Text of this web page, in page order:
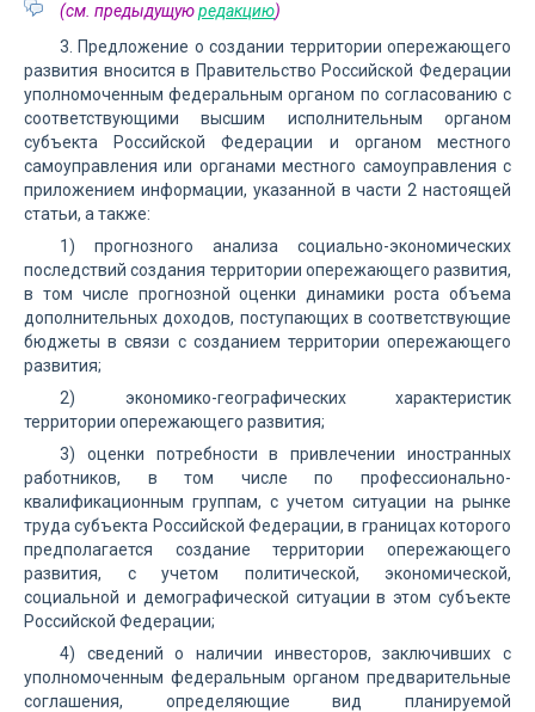
(см. предыдущуюредакцию)
3. Предложение о создании территории опережающего
развития вносится в Правительство Российской Федерации
уполномоченным федеральным органом по согласованию с
соответствующими высшим исполнительным органом
субъекта Российской Федерации и органом местного
самоуправления или органами местного самоуправления с
приложением информации, указанной в части 2 настоящей
статьи, а также:
1) прогнозного анализа социально-экономических
последствий создания территории опережающего развития,
в том числе прогнозной оценки динамики роста объема
дополнительных доходов, поступающих в соответствующие
бюджеты в связи с созданием территории опережающего
развития;
2) экономико-географических характеристик
территории опережающего развития;
3) оценки потребности в привлечении иностранных
работников, в том числе по профессионально-
квалификационным группам, с учетом ситуации на рынке
труда субъекта Российской Федерации, в границах которого
предполагается создание территории опережающего
развития, с учетом политической, экономической,
социальной и демографической ситуации в этом субъекте
Российской Федерации;
4) сведений о наличии инвесторов, заключивших с
уполномоченным федеральным органом предварительные
соглашения, определяющие вид планируемой